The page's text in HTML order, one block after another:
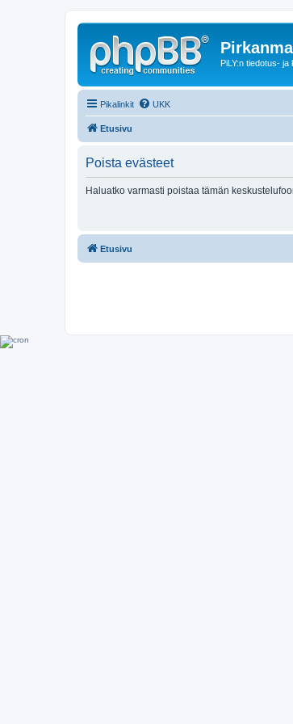
PiLY:n tiedotus-
Pikalinkit UKK
Etusivu
Poista evästeet
Haluatko varmasti poistaa tämän
Etusivu